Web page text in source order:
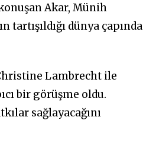
Akar, Münih
dünya çapında
Lambrecht ile
bir görüşme oldu.
sağlayacağını